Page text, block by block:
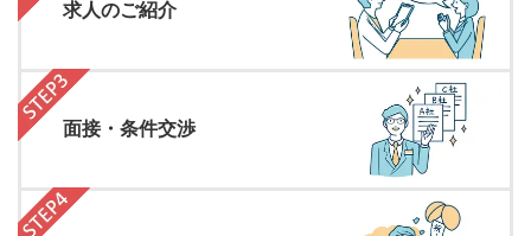
求人のご紹介
面接・条件交渉